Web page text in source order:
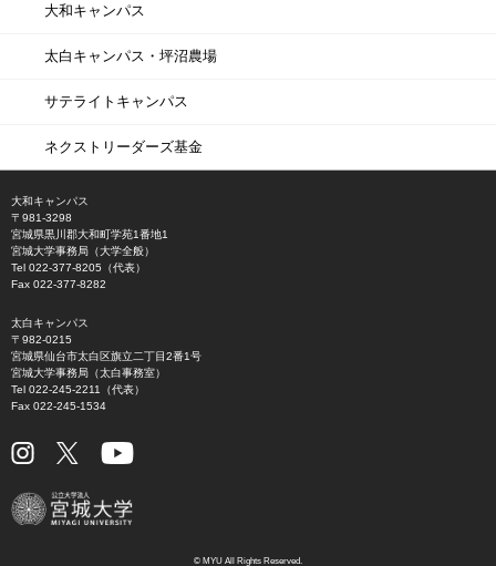
大和キャンパス
太白キャンパス・坪沼農場
サテライトキャンパス
ネクストリーダーズ基金
大和キャンパス
〒981-3298
宮城県黒川郡大和町学苑1番地1
宮城大学事務局（大学全般）
Tel 022-377-8205（代表）
Fax 022-377-8282
太白キャンパス
〒982-0215
宮城県仙台市太白区旗立二丁目2番1号
宮城大学事務局（太白事務室）
Tel 022-245-2211（代表）
Fax 022-245-1534
© MYU All Rights Reserved.